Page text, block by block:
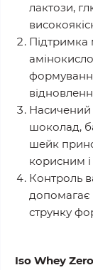
лактози,
Підтримка
шоколад,
шейк
корисним
Контроль
допомагає
струнку
Iso Whey